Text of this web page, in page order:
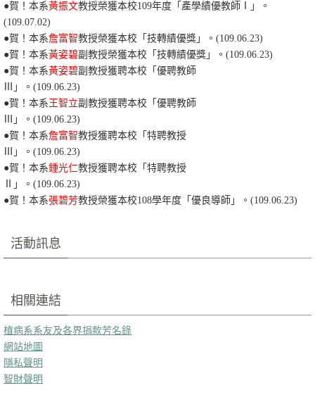
●賀！本系黃振文教授榮獲本校109年度「產學績優教師Ⅰ」。
(109.07.02)
●賀！本系詹富智教授榮獲本校「技轉績優獎 」。(109.06.23)
●賀！本系黃姿碧副教授榮獲本校「技轉績優獎 」。(109.06.23)
●賀！本系黃姿碧副教授獲聘本校「優聘教師
」。(109.06.23)
●賀！本系 王智立副教授獲聘本校「優聘教師
」。(109.06.23)
●賀！本系詹富智教授獲聘本校「特聘教授
」。(109.06.23)
●賀！本系鍾光仁教授獲聘本校「特聘教授
」。(109.06.23)
●賀！本系張碧芳教授榮獲本校108學年度「優良導師」。(109.06.23)
活動訊息
相關連結
植病系系友及各界捐款芳名錄
網站地圖
隱私聲明
智財聲明